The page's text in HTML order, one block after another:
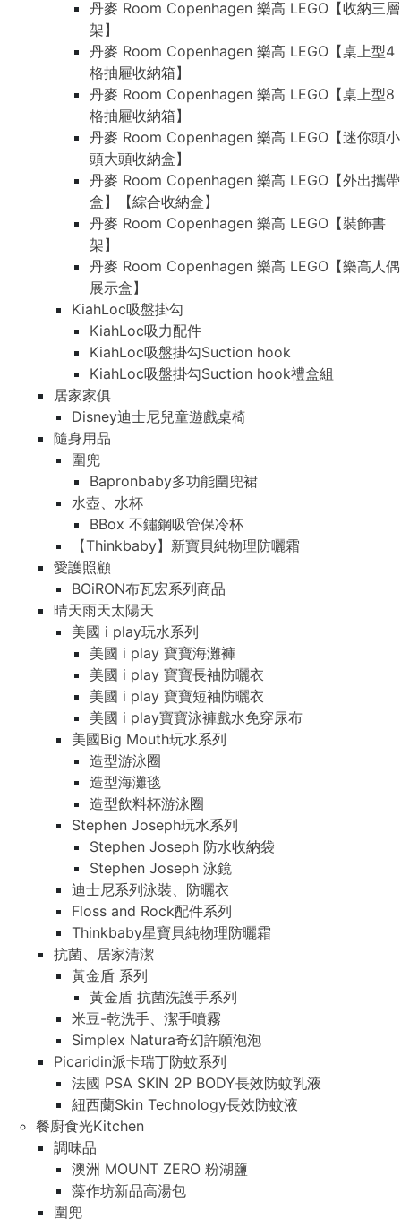
丹麥 Room Copenhagen 樂高 LEGO【收納三層
架】
丹麥 Room Copenhagen 樂高 LEGO【桌上型4
格抽屜收納箱】
丹麥 Room Copenhagen 樂高 LEGO【桌上型8
格抽屜收納箱】
丹麥 Room Copenhagen 樂高 LEGO【迷你頭小
頭大頭收納盒】
丹麥 Room Copenhagen 樂高 LEGO【外出攜帶
盒】【綜合收納盒】
丹麥 Room Copenhagen 樂高 LEGO【裝飾書
架】
丹麥 Room Copenhagen 樂高 LEGO【樂高人偶
展示盒】
KiahLoc吸盤掛勾
KiahLoc吸力配件
KiahLoc吸盤掛勾Suction hook
KiahLoc吸盤掛勾Suction hook禮盒組
居家家俱
Disney迪士尼兒童遊戲桌椅
隨身用品
圍兜
Bapronbaby多功能圍兜裙
水壺、水杯
BBox 不鏽鋼吸管保冷杯
【Thinkbaby】新寶貝純物理防曬霜
愛護照顧
BOiRON布瓦宏系列商品
晴天雨天太陽天
美國 i play玩水系列
美國 i play 寶寶海灘褲
美國 i play 寶寶長袖防曬衣
美國 i play 寶寶短袖防曬衣
美國 i play寶寶泳褲戲水免穿尿布
美國Big Mouth玩水系列
造型游泳圈
造型海灘毯
造型飲料杯游泳圈
Stephen Joseph玩水系列
Stephen Joseph 防水收納袋
Stephen Joseph 泳鏡
迪士尼系列泳裝、防曬衣
Floss and Rock配件系列
Thinkbaby星寶貝純物理防曬霜
抗菌、居家清潔
黃金盾 系列
黃金盾 抗菌洗護手系列
米豆-乾洗手、潔手噴霧
Simplex Natura奇幻許願泡泡
Picaridin派卡瑞丁防蚊系列
法國 PSA SKIN 2P BODY長效防蚊乳液
紐西蘭Skin Technology長效防蚊液
餐廚食光Kitchen
調味品
澳洲 MOUNT ZERO 粉湖鹽
藻作坊新品高湯包
圍兜